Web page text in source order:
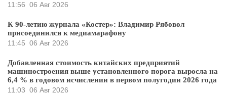
11:56 06 Авг 2026
К 90-летию журнала «Костер»: Владимир Рябовол
присоединился к медиамарафону
11:45 06 Авг 2026
Добавленная стоимость китайских предприятий
машиностроения выше установленного порога выросла на
6,4 % в годовом исчислении в первом полугодии 2026 года
11:03 06 Авг 2026